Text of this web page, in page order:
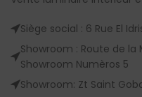
Siège social : 6 Rue El
Showroom : Route de la
Showroom Numèros 5
Showroom: Zt Saint